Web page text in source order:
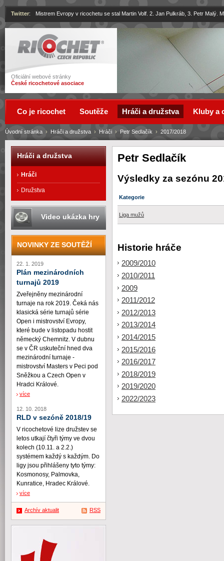
Ricochet
Oficiální webové stránky
České ricochetové asociace
Twitter: Mistrem Evropy v ricochetu se stal Martin Volf. 2. Jan Pulkráb, 3. Petr Malý.
Petr Sedlačík
Výsledky za sezónu
Kategorie
Liga mužů
Historie hráče
2009/2010
2010/2011
2009
2011/2012
2012/2013
2013/2014
2014/2015
2015/2016
2016/2017
2018/2019
2019/2020
2022/2023
Úvodní stránka › Hráči a družstva › Hráči › Petr Sedlačík › 2017/2018
Co je ricochet Soutěže Hráči a družstva Kluby a
Hráči a družstva
Hráči
Družstva
Video ukázka hry
NOVINKY ZE SOUTĚŽÍ
22. 1. 2019
Plán mezinárodních
turnajů 2019
Zveřejněny mezinárodní
turnaje na rok 2019. Čeká nás
klasická série turnajů série
Open i mistrovství Evropy,
které bude v listopadu hostit
německý Chemnitz. V dubnu
se v ČR uskuteční hned dva
mezinárodní turnaje -
mistrovství Masters v Peci pod
Sněžkou a Czech Open v
Hradci Králové.
více
12. 10. 2018
RLD v sezóně 2018/19
V ricochetové lize družstev se
letos utkají čtyři týmy ve dvou
kolech (10.11. a 2.2.)
systémem každý s každým. Do
ligy jsou přihlášeny tyto týmy:
Kosmonosy, Palmovka,
Kunratice, Hradec Králové.
více
Archív aktualit RSS